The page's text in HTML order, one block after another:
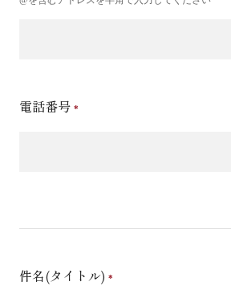
電話番号
件名(タイトル)